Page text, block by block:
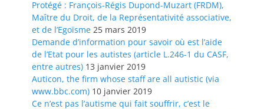
Protégé : François-Régis Dupond-Muzart (FRDM),
Maître du Droit, de la Représentativité associative,
et de l’Egoïsme 25 mars 2019
Demande d’information pour savoir où est l’aide
de l’Etat pour les autistes (article L.246-1 du CASF,
entre autres) 13 janvier 2019
Auticon, the firm whose staff are all autistic (via
www.bbc.com) 10 janvier 2019
Ce n’est pas l’autisme qui fait souffrir, c’est le